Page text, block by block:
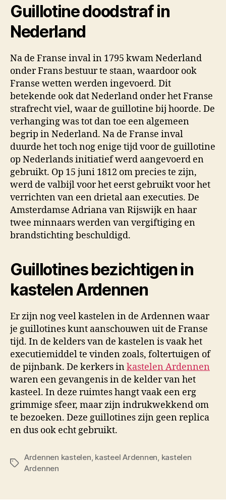
Guillotine doodstraf in
Nederland
Na de Franse inval in 1795 kwam Nederland
onder Frans bestuur te staan, waardoor ook
Franse wetten werden ingevoerd. Dit
betekende ook dat Nederland onder het Franse
strafrecht viel, waar de guillotine bij hoorde. De
verhanging was tot dan toe een algemeen
begrip in Nederland. Na de Franse inval
duurde het toch nog enige tijd voor de guillotine
op Nederlands initiatief werd aangevoerd en
gebruikt. Op 15 juni 1812 om precies te zijn,
werd de valbijl voor het eerst gebruikt voor het
verrichten van een drietal aan executies. De
Amsterdamse Adriana van Rijswijk en haar
twee minnaars werden van vergiftiging en
brandstichting beschuldigd.
Guillotines bezichtigen in
kastelen Ardennen
Er zijn nog veel kastelen in de Ardennen waar
je guillotines kunt aanschouwen uit de Franse
tijd. In de kelders van de kastelen is vaak het
executiemiddel te vinden zoals, foltertuigen of
de pijnbank. De kerkers inkastelen Ardennen
waren een gevangenis in de kelder van het
kasteel. In deze ruimtes hangt vaak een erg
grimmige sfeer, maar zijn indrukwekkend om
te bezoeken. Deze guillotines zijn geen replica
en dus ook echt gebruikt.
Tags
Ardennen kastelen kasteel Ardennen kastelen
Ardennen